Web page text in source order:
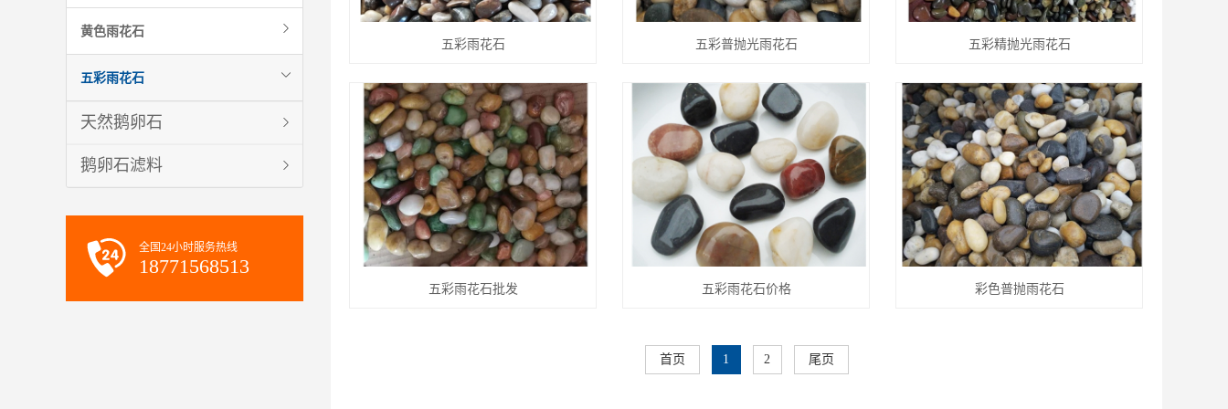
黄色雨花石
五彩雨花石
天然鹅卵石
鹅卵石滤料
全国24小时服务热线
18771568513
五彩雨花石 五彩普抛光雨花石 五彩精抛光雨花石
五彩雨花石批发 五彩雨花石价格 彩色普抛雨花石
首页 1 2 尾页